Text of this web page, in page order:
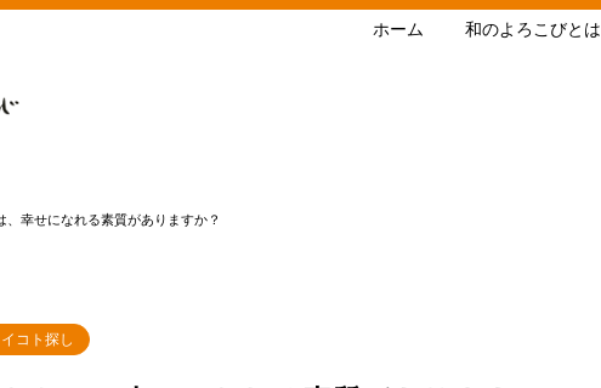
ホーム 和のよろこびとは
、幸せになれる素質がありますか？
コト探し